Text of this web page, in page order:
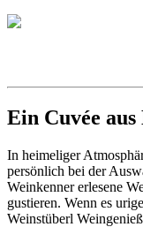
Ein Cuvée
In heimeliger
persönlich bei der
Weinkenner erlesene
gustieren. Wenn es
Weinstüberl